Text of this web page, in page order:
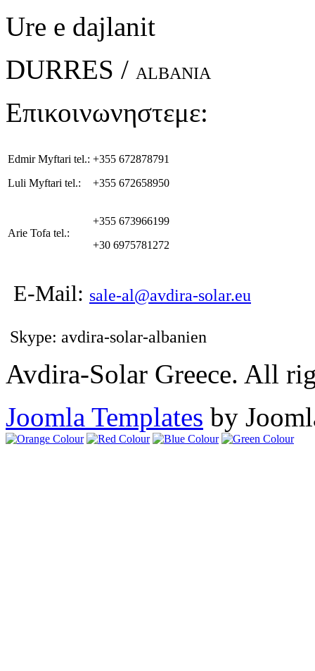
Ure e dajlanit
DURRES / ALBANIA
Επικοινωνηστεμε:
Edmir Myftari tel.:
Luli Myftari tel.:
+355 672878791
+355 672658950
Arie Tofa tel.:
+355 673966199
+30 6975781272
E-Mail: sale-al@avdira-solar.eu
Skype: avdira-solar-albanien
Avdira-Solar Greece. All
Joomla Templates by